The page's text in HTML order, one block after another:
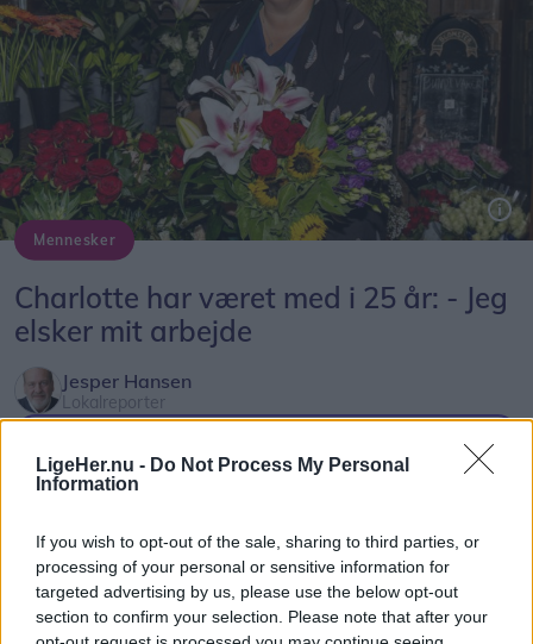
LigeHer.nu - Do Not Process My Personal
Information
If you wish to opt-out of the sale, sharing to third parties, or
processing of your personal or sensitive information for
targeted advertising by us, please use the below opt-out
section to confirm your selection. Please note that after your
Mennesker
Charlotte har været med i 25 år: - Jeg
elsker mit arbejde
Jesper Hansen
Lokalreporter
05. august 2026 kl. 06.00
elsker mit job.
Sådan siger Charlotte Møller Hansen, der 1.